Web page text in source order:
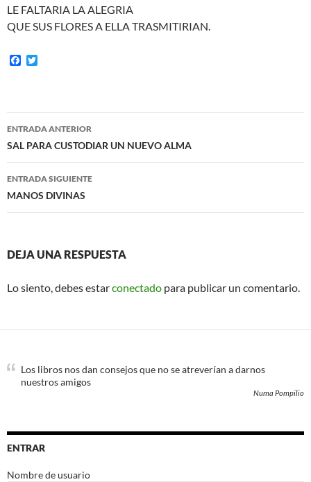
LE FALTARIA LA ALEGRIA
QUE SUS FLORES A ELLA TRASMITIRIAN.
F
o
o
e
r
Navegación
de
entradas
ENTRADA ANTERIOR
SAL PARA CUSTODIAR UN NUEVO ALMA
ENTRADA SIGUIENTE
MANOS DIVINAS
DEJA UNA RESPUESTA
Lo siento, debes estarconectado para publicar un comentario.
Los libros nos dan consejos que no se atreverían a darnos
nuestros amigos
Numa Pompilio
ENTRAR
Nombre de usuario